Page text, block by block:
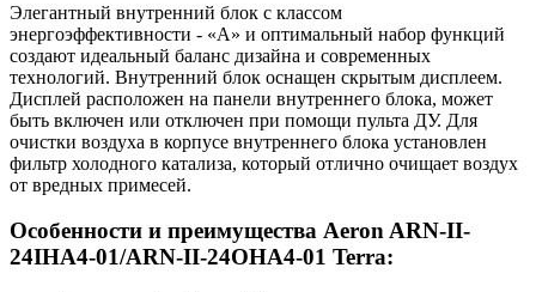
Элегантный внутренний блок с классом
энергоэффективности - «A» и оптимальный набор функций
создают идеальный баланс дизайна и современных
технологий. Внутренний блок оснащен скрытым дисплеем.
Дисплей расположен на панели внутреннего блока, может
быть включен или отключен при помощи пульта ДУ. Для
очистки воздуха в корпусе внутреннего блока установлен
фильтр холодного катализа, который отлично очищает воздух
от вредных примесей.
Особенности и преимущества Aeron ARN-II-
24IHA4-01/ARN-II-24OHA4-01 Terra: